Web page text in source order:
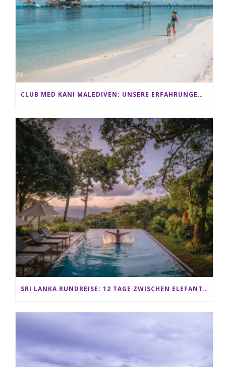
CLUB MED KANI MALEDIVEN: UNSERE ERFAHRUNGEN IM ALL-INCLUSIVE PARADIES
SRI LANKA RUNDREISE: 12 TAGE ZWISCHEN ELEFANTEN, TEEPLANTAGEN & STRAND ALS FAMILIE